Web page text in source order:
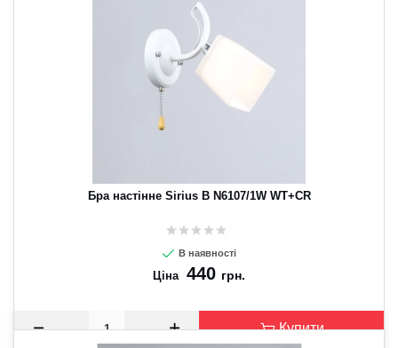
Бра настінне Sirius B N6107/1W WT+CR
В наявності
Ціна 440 грн.
Купити